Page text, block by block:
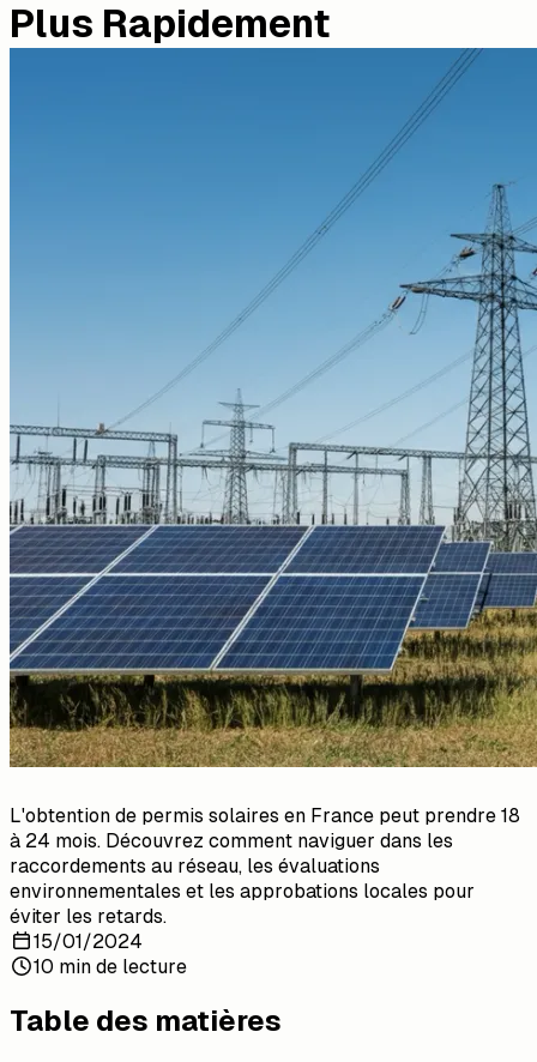
Plus Rapidement
L'obtention de permis solaires en France peut prendre 18
à 24 mois. Découvrez comment naviguer dans les
raccordements au réseau, les évaluations
environnementales et les approbations locales pour
éviter les retards.
15/01/2024
10 min de lecture
Table des matières